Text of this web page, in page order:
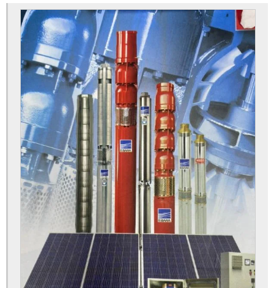
Bomba submersa para poço artesiano
Bomba submersa para poço profundo
Bomba submersa valor
Bomba submersível para poço
Conserto de bomba submersa
Conserto de poço
Conserto de poço artesiano
Construção de poço artesiano
Construção de poços
Construção de poços tubulares
Consultoria e licenciamento ambiental
Custo de perfuração de poço artesiano
Dispensa de outorga de água